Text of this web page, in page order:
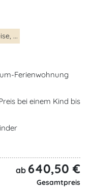
...
Ferienwohnung
bei einem Kind bis
ab 640,50 €
Gesamtpreis